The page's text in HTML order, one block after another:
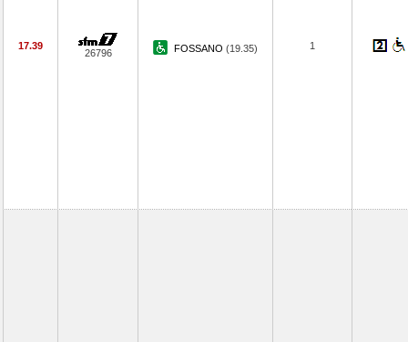
17.39
26796 FOSSANO (19.35) 1